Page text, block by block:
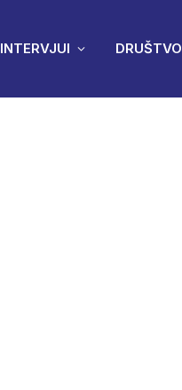
INTERVJUI DRUŠTVO